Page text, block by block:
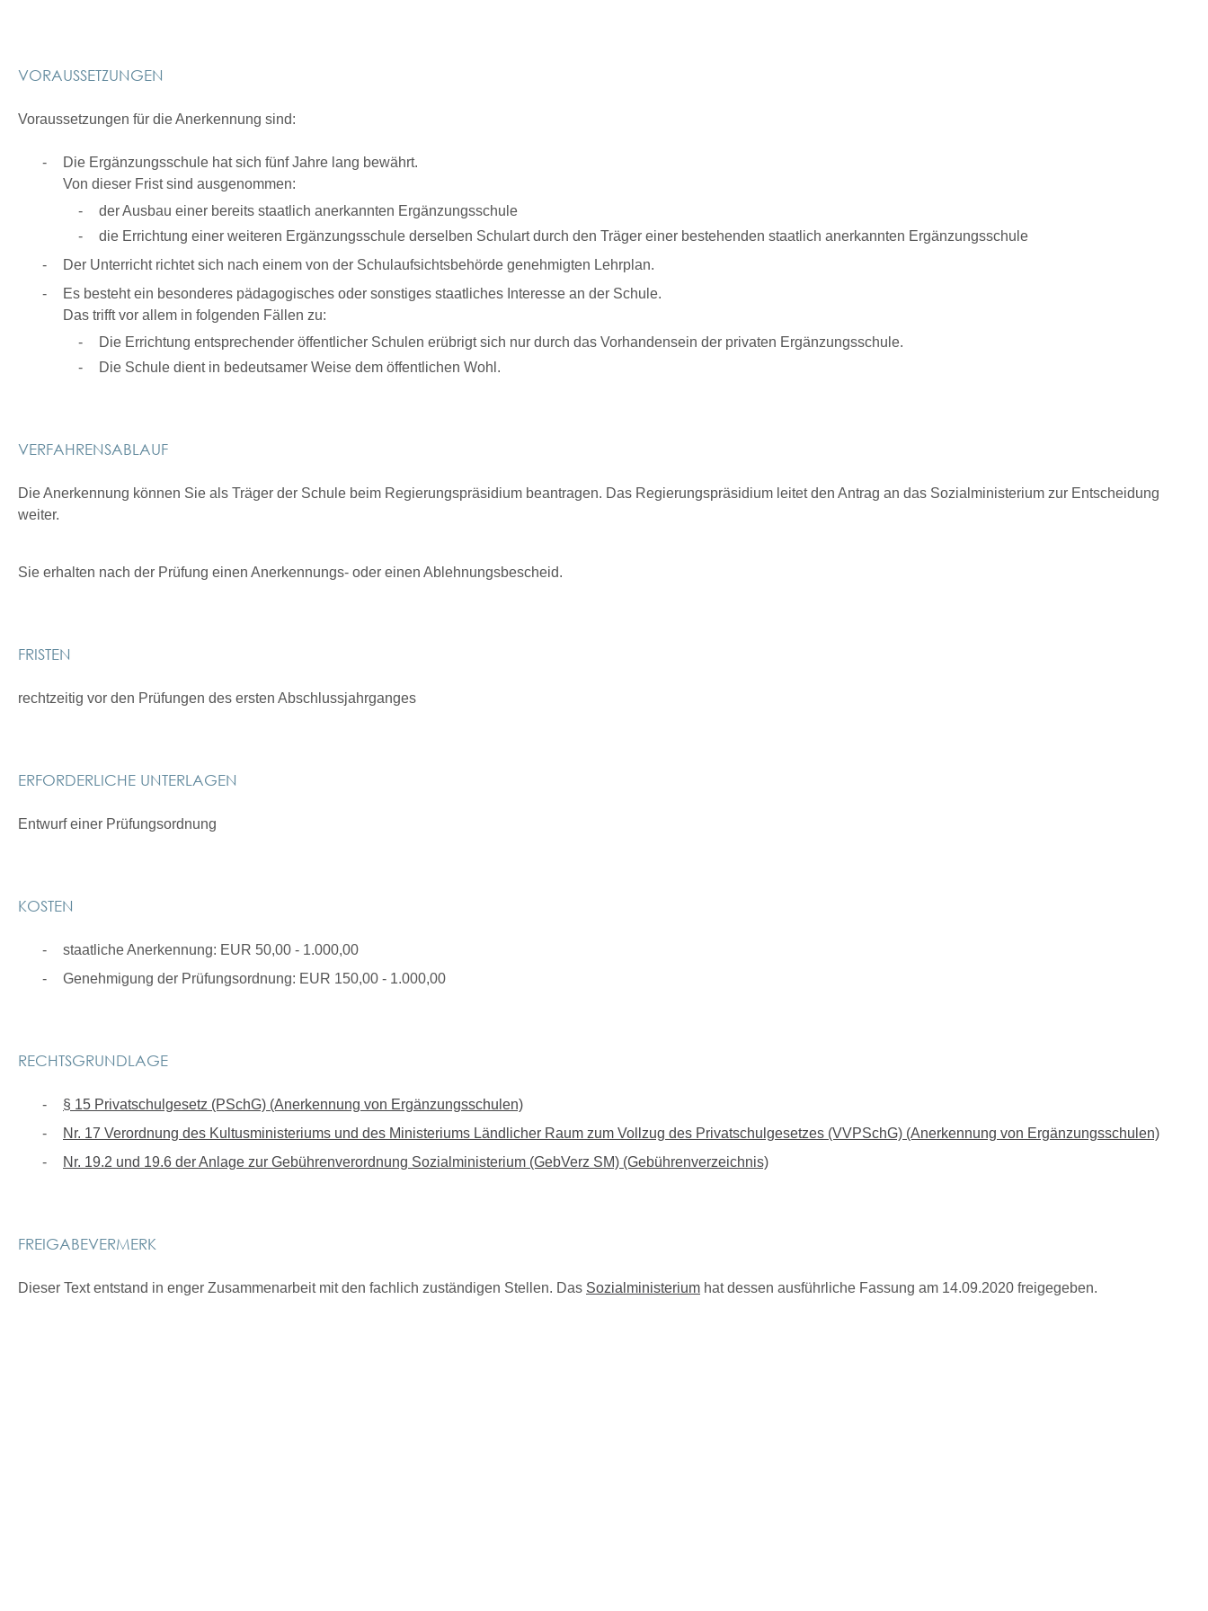
VORAUSSETZUNGEN
Voraussetzungen für die Anerkennung sind:
Die Ergänzungsschule hat sich fünf Jahre lang bewährt.
Von dieser Frist sind ausgenommen:
der Ausbau einer bereits staatlich anerkannten Ergänzungsschule
die Errichtung einer weiteren Ergänzungsschule derselben Schulart durch den Träger einer bestehenden staatlich anerkannten Ergänzungsschule
Der Unterricht richtet sich nach einem von der Schulaufsichtsbehörde genehmigten Lehrplan.
Es besteht ein besonderes pädagogisches oder sonstiges staatliches Interesse an der Schule.
Das trifft vor allem in folgenden Fällen zu:
Die Errichtung entsprechender öffentlicher Schulen erübrigt sich nur durch das Vorhandensein der privaten Ergänzungsschule.
Die Schule dient in bedeutsamer Weise dem öffentlichen Wohl.
VERFAHRENSABLAUF
Die Anerkennung können Sie als Träger der Schule beim Regierungspräsidium beantragen. Das Regierungspräsidium leitet den Antrag an das Sozialministerium zur Entscheidung
weiter.
Sie erhalten nach der Prüfung einen Anerkennungs- oder einen Ablehnungsbescheid.
FRISTEN
rechtzeitig vor den Prüfungen des ersten Abschlussjahrganges
ERFORDERLICHE UNTERLAGEN
Entwurf einer Prüfungsordnung
KOSTEN
staatliche Anerkennung: EUR 50,00 - 1.000,00
Genehmigung der Prüfungsordnung: EUR 150,00 - 1.000,00
RECHTSGRUNDLAGE
§ 15 Privatschulgesetz (PSchG) (Anerkennung von Ergänzungsschulen)
Nr. 17 Verordnung des Kultusministeriums und des Ministeriums Ländlicher Raum zum Vollzug des Privatschulgesetzes (VVPSchG) (Anerkennung von Ergänzungsschulen)
Nr. 19.2 und 19.6 der Anlage zur Gebührenverordnung Sozialministerium (GebVerz SM) (Gebührenverzeichnis)
FREIGABEVERMERK
Dieser Text entstand in enger Zusammenarbeit mit den fachlich zuständigen Stellen. Das Sozialministerium hat dessen ausführliche Fassung am 14.09.2020 freigegeben.